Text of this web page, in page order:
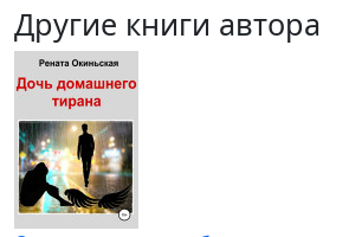
Другие книги автора